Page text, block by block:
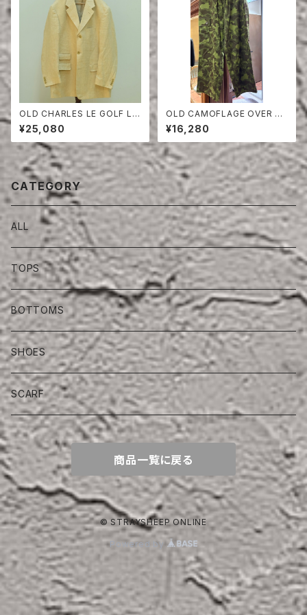
OLD CHARLES LE GOLF LI
NEN HERRINGBONE TAILO
RED JACKET
¥25,080
OLD CAMOFLAGE OVER PA
NTS
¥16,280
CATEGORY
ALL
TOPS
BOTTOMS
SHOES
SCARF
商品一覧に戻る
© STRAYSHEEP ONLINE
Powered by